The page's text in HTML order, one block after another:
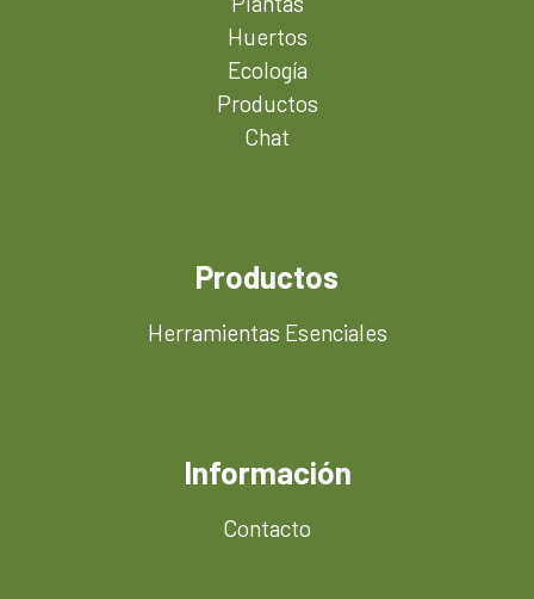
Huertos
Ecología
Productos
Chat
Productos
Herramientas Esenciales
Información
Contacto